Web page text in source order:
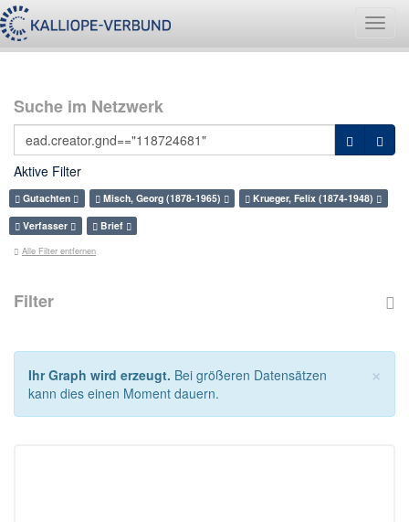
Suche im Netzwerk
Aktive Filter
Gutachten Misch, Georg (1878-1965)
Krueger, Felix (1874-1948)
Verfasser
Brief
Alle Filter entfernen
Filter
×
Ihr Graph wird erzeugt. Bei größeren Datensätzen
kann dies einen Moment dauern.